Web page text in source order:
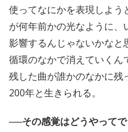
使ってなにかを表現しよ
が何年前かの光なように
影響するんじゃないかなと
循環のなかで消えていくん
残した曲が誰かのなかに残
200年と生きられる。
──その感覚はどうやって